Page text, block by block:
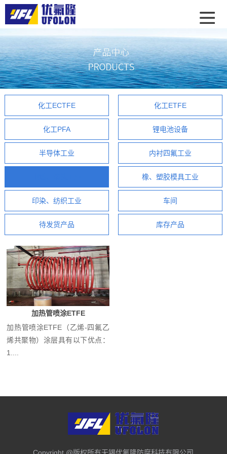
化工ECTFE 化工ETFE
化工PFA 锂电池设备
半导体工业 内衬四氟工业
橡、塑胶模具工业
印染、纺织工业 车间
待发货产品 库存产品
加热管喷涂ETFE
加热管喷涂ETFE（乙烯-四氟乙
烯共聚物）涂层具有以下优点：
1....
Copyright @版权所有无锡优氟隆防腐科技有限公司